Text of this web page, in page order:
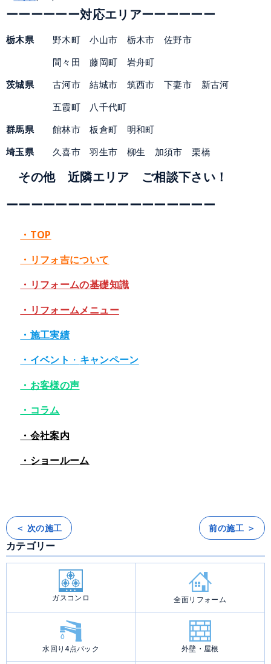
ーーーーーー対応エリアーーーーーー
栃木県野木町 小山市 栃木市 佐野市
間々田 藤岡町 岩舟町
茨城県古河市 結城市 筑西市 下妻市 新古河
五霞町 八千代町
群馬県館林市 板倉町 明和町
埼玉県久喜市 羽生市 柳生 加須市 栗橋
その他 近隣エリア ご相談下さい！
ーーーーーーーーーーーーーーーーー
・TOP
・リフォ吉について
・リフォームの基礎知識
・リフォームメニュー
・施工実績
・イベント ・ キャンペーン
・お客様の声
・コラム
・会社案内
・ショールーム
投
稿
ナ
ビ
ゲ
ー
＜ 次の施工 前の施工 ＞
カテゴリー
ガスコンロ 全面リフォーム
水回り4点パック 外壁・屋根